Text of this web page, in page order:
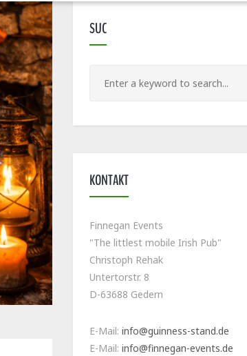
SUC
KONTAKT
Finnegan Events
"The littlest mobile Irish Pub"
Christoph Rehak
Untertorstr. 8
D-63688 Gedern
E-Mail: info@guinness-stand.de
E-Mail: info@finnegan-events.de